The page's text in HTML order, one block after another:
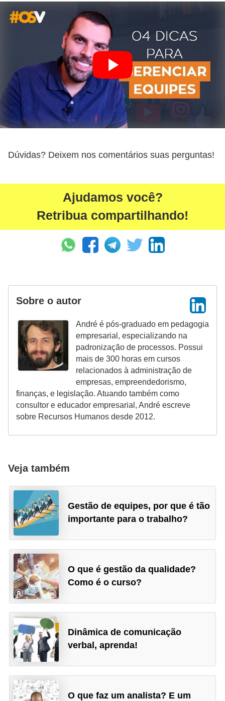
Dúvidas? Deixem nos comentários suas perguntas!
Ajudamos você?
Retribua compartilhando!
Sobre o autor
André é pós-graduado em pedagogia
empresarial, especializando na
padronização de processos. Possui
mais de 300 horas em cursos
relacionados à administração de
empresas, empreendedorismo,
finanças, e legislação. Atuando também como
consultor e educador empresarial, André escreve
sobre Recursos Humanos desde 2012.
Veja também
Gestão de equipes, por que é tão
importante para o trabalho?
O que é gestão da qualidade?
Como é o curso?
Dinâmica de comunicação
verbal, aprenda!
O que faz um analista? E um